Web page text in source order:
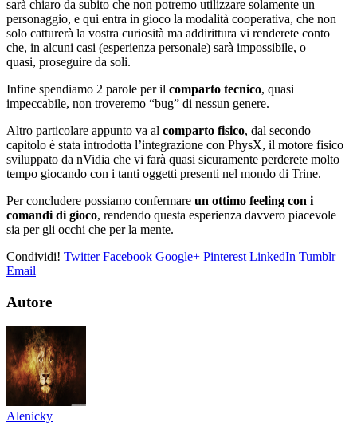
sarà chiaro da subito che non potremo utilizzare solamente un
personaggio, e qui entra in gioco la modalità cooperativa, che non
solo catturerà la vostra curiosità ma addirittura vi renderete conto
che, in alcuni casi (esperienza personale) sarà impossibile, o
quasi, proseguire da soli.
Infine spendiamo 2 parole per il comparto tecnico, quasi
impeccabile, non troveremo “bug” di nessun genere.
Altro particolare appunto va al comparto fisico, dal secondo
capitolo è stata introdotta l’integrazione con PhysX, il motore fisico
sviluppato da nVidia che vi farà quasi sicuramente perderete molto
tempo giocando con i tanti oggetti presenti nel mondo di Trine.
Per concludere possiamo confermare un ottimo feeling con i
comandi di gioco, rendendo questa esperienza davvero piacevole
sia per gli occhi che per la mente.
Condividi! Twitter Facebook Google+ Pinterest LinkedIn Tumblr
Email
Autore
Alenicky